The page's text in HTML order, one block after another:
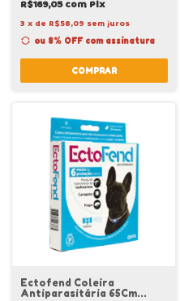
R$169,05com Pix
3 x de R$58,09 sem juros
ou 8% OFF com assinatura
COMPRAR
Ectofend Coleira
Antiparasitária 65Cm